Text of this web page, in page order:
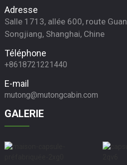
Adresse
Salle 1713, allée 600, route
Songjiang, Shanghai, Chine
Téléphone
+8618721221440
E-mail
mutong@mutongcabin.com
GALERIE